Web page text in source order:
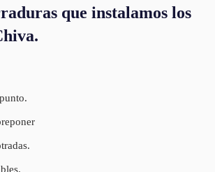
que instalamos los